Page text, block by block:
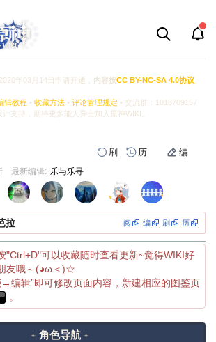
年03月14日申请开通， 内容按CC BY-NC-SA 4.0协议
辑教程 • 收藏方法 • 评论管理规定 • 交流群：1018709157
计支持，期待更多能人异士加入原神WIKI。
刷 历 编
最新编辑: 乐与乐寻
阅 编 刷 历
拉
"Ctrl+D"可以收藏随时查看更新~觉得WIKI好
友哦～(◕ω＜)☆
编辑”即可修改页面内容，新建相应的图鉴页
。
角色导航